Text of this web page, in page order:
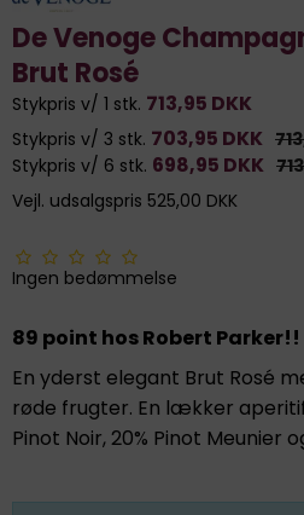
De Venoge
Brut Rosé
Stykpris v/ 1 stk. 713,95 DKK
Stykpris v/ 3 stk. 703,95 DKK
Stykpris v/ 6 stk. 698,95 DKK
Vejl. udsalgspris 525,00 DKK
Ingen bedømmelse
89 point hos Robert Parker!!
En yderst elegant Brut Rosé
røde frugter. En lækker
Pinot Noir, 20% Pinot Meunier